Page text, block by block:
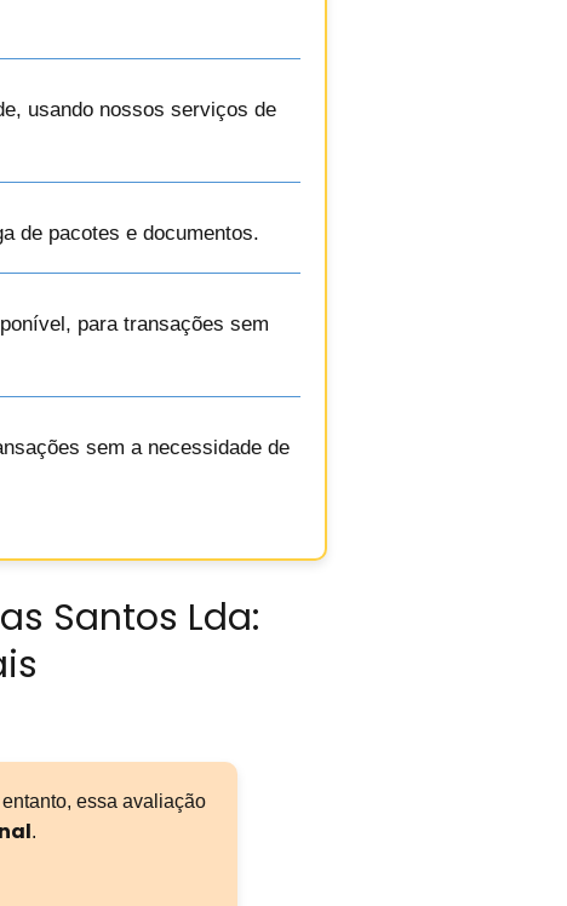
usando nossos serviços de
de pacotes e documentos.
para transações sem
sem a necessidade de
Santos Lda:
entanto, essa avaliação
.